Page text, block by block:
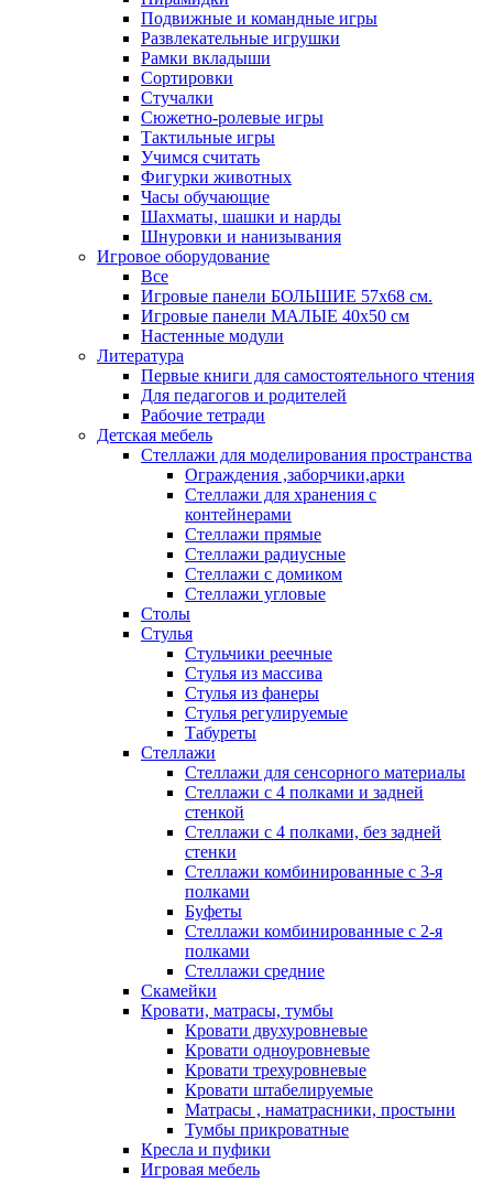
Подвижные и командные игры
Развлекательные игрушки
Рамки вкладыши
Сортировки
Стучалки
Сюжетно-ролевые игры
Тактильные игры
Учимся считать
Фигурки животных
Часы обучающие
Шахматы, шашки и нарды
Шнуровки и нанизывания
Игровое оборудование
Все
Игровые панели БОЛЬШИЕ 57х68 см.
Игровые панели МАЛЫЕ 40х50 см
Настенные модули
Литература
Первые книги для самостоятельного чтения
Для педагогов и родителей
Рабочие тетради
Детская мебель
Стеллажи для моделирования пространства
Ограждения ,заборчики,арки
Стеллажи для хранения с
контейнерами
Стеллажи прямые
Стеллажи радиусные
Стеллажи с домиком
Стеллажи угловые
Столы
Стулья
Стульчики реечные
Стулья из массива
Стулья из фанеры
Стулья регулируемые
Табуреты
Стеллажи
Стеллажи для сенсорного материалы
Стеллажи с 4 полками и задней
стенкой
Стеллажи с 4 полками, без задней
стенки
Стеллажи комбинированные с 3-я
полками
Буфеты
Стеллажи комбинированные с 2-я
полками
Стеллажи средние
Скамейки
Кровати, матрасы, тумбы
Кровати двухуровневые
Кровати одноуровневые
Кровати трехуровневые
Кровати штабелируемые
Матрасы , наматрасники, простыни
Тумбы прикроватные
Кресла и пуфики
Игровая мебель